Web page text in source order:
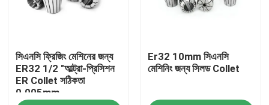
ভিডিও
আমাদের সম্পর্কে
কারখানা ভ্রমণ
সিএনসি ফ্রিজিং মেশিনের জন্য
ER32 1/2 "আল্ট্রা-প্রিসিশন
ER Collet সঠিকতা
0.005mm
Er32 10mm সিএনসি
মেশিনিং জন্য সিলড Collet